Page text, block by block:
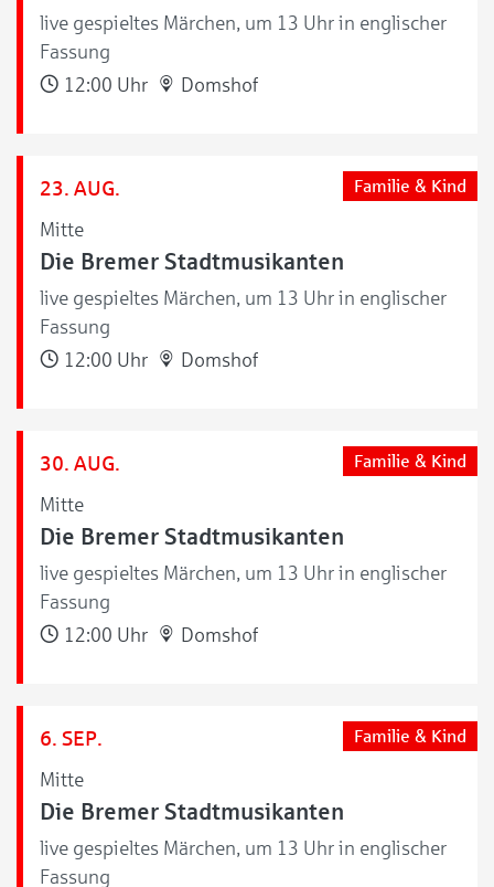
live gespieltes Märchen, um 13 Uhr in englischer
Fassung
12:00 Uhr
Domshof
23. AUG.
Mitte
Familie & Kind
Die Bremer Stadtmusikanten
live gespieltes Märchen, um 13 Uhr in englischer
Fassung
12:00 Uhr
Domshof
30. AUG.
Mitte
Familie & Kind
Die Bremer Stadtmusikanten
live gespieltes Märchen, um 13 Uhr in englischer
Fassung
12:00 Uhr
Domshof
6. SEP.
Mitte
Familie & Kind
Die Bremer Stadtmusikanten
live gespieltes Märchen, um 13 Uhr in englischer
Fassung